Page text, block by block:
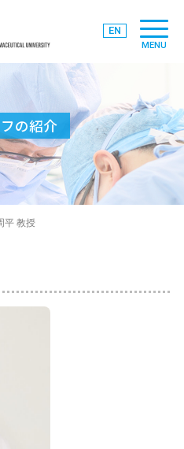
EN
MENU
の紹介
平 教授